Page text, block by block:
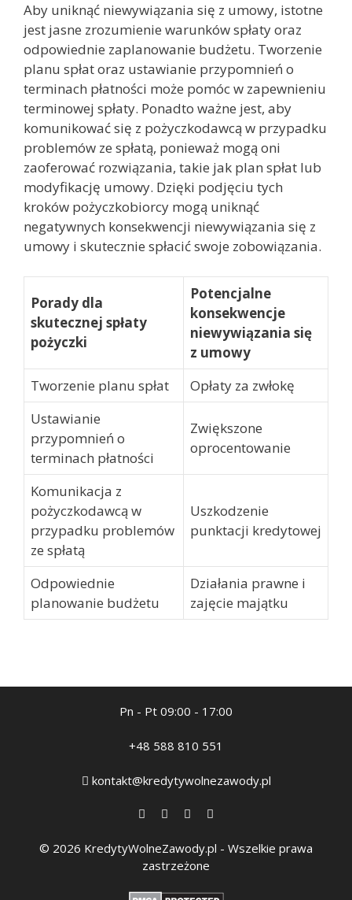
Aby uniknąć niewywiązania się z umowy, istotne
jest jasne zrozumienie warunków spłaty oraz
odpowiednie zaplanowanie budżetu. Tworzenie
planu spłat oraz ustawianie przypomnień o
terminach płatności może pomóc w zapewnieniu
terminowej spłaty. Ponadto ważne jest, aby
komunikować się z pożyczkodawcą w przypadku
problemów ze spłatą, ponieważ mogą oni
zaoferować rozwiązania, takie jak plan spłat lub
modyfikację umowy. Dzięki podjęciu tych
kroków pożyczkobiorcy mogą uniknąć
negatywnych konsekwencji niewywiązania się z
umowy i skutecznie spłacić swoje zobowiązania.
Porady dla
skutecznej spłaty
pożyczki
Potencjalne
konsekwencje
niewywiązania się
z umowy
Tworzenie planu spłat
Opłaty za zwłokę
Ustawianie
przypomnień o
terminach płatności
Zwiększone
oprocentowanie
Komunikacja z
pożyczkodawcą w
przypadku problemów
ze spłatą
Uszkodzenie
punktacji kredytowej
Odpowiednie
planowanie budżetu
Działania prawne i
zajęcie majątku
Pn - Pt 09:00 - 17:00
+48 588 810 551
kontakt@kredytywolnezawody.pl
© 2026 KredytyWolneZawody.pl - Wszelkie prawa
zastrzeżone